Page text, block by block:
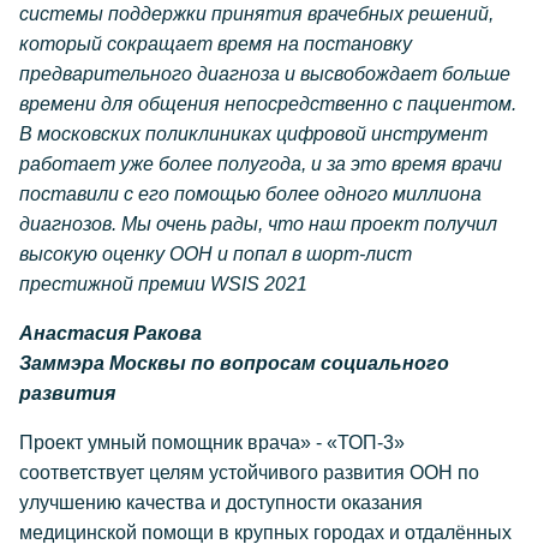
системы поддержки принятия врачебных решений,
который сокращает время на постановку
предварительного диагноза и высвобождает больше
времени для общения непосредственно с пациентом.
В московских поликлиниках цифровой инструмент
работает уже более полугода, и за это время врачи
поставили с его помощью более одного миллиона
диагнозов. Мы очень рады, что наш проект получил
высокую оценку ООН и попал в шорт-лист
престижной премии WSIS 2021
Анастасия Ракова
Заммэра Москвы по вопросам социального
развития
Проект умный помощник врача» - «ТОП-3»
соответствует целям устойчивого развития ООН по
улучшению качества и доступности оказания
медицинской помощи в крупных городах и отдалённых